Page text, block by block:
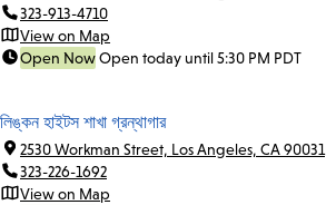
323-913-4710
View on Map
Open NowOpen today until 5:30 PM PDT
লিঙ্কন হাইটস শাখা গ্রন্থাগার
2530 Workman Street, Los Angeles, CA 90031
323-226-1692
View on Map